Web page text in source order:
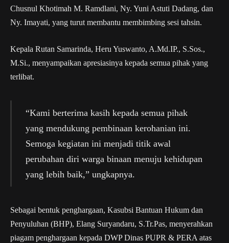
Chusnul Khotimah M. Ramdlani, Ny. Yuni Astuti Dadang, dan
Ny. Imayati, yang turut membantu membimbing sesi tahsin.
Kepala Rutan Samarinda, Heru Yuswanto, A.Md.IP., S.Sos.,
M.Si., menyampaikan apresiasinya kepada semua pihak yang
terlibat.
“Kami berterima kasih kepada semua pihak
yang mendukung pembinaan kerohanian ini.
Semoga kegiatan ini menjadi titik awal
perubahan diri warga binaan menuju kehidupan
yang lebih baik,” ungkapnya.
Sebagai bentuk penghargaan, Kasubsi Bantuan Hukum dan
Penyuluhan (BHP), Elang Suryandaru, S.Tr.Pas, menyerahkan
piagam penghargaan kepada DWP Dinas PUPR & PERA atas